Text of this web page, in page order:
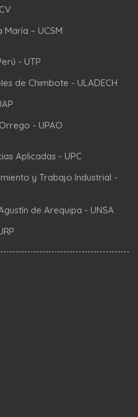
– UCSM
- UTP
de Chimbote - ULADECH
- UPAO
Aplicadas - UPC
y Trabajo Industrial -
de Arequipa - UNSA